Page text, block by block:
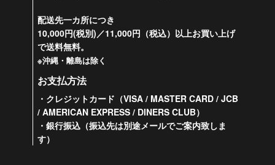
配送先一カ所につき
10,000円(税別)／11,000円（税込）以上お買い上げ
で送料無料。
※沖縄・離島は除く
お支払方法
・クレジットカード（VISA / MASTER CARD / JCB
/ AMERICAN EXPRESS / DINERS CLUB）
・銀行振込（振込先は別途メールでご案内致しま
す）